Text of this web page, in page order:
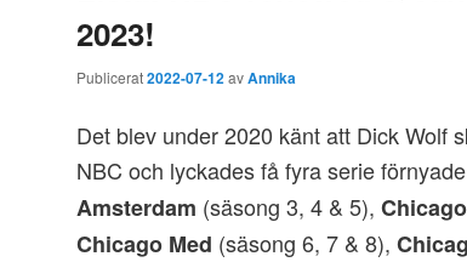
2023!
Publicerat2022-07-12avAnnika
Det blev under 2020 känt att Dick Wolf
NBC och lyckades få fyra serie
Amsterdam (säsong 3, 4 & 5),
Chicago Med (säsong 6, 7 & 8),